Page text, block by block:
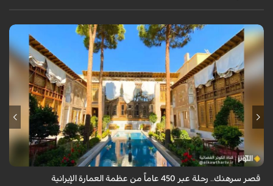
يقع قصر سرهنك في أصفهان، الذي يمتد عمره إلى 450 عاماً، ليكون سرداً حياً
لأربعة عصور تاريخية وشاهداً على عبق العمارة الإيرانية.
قصر سرهنك.. رحلة عبر 450 عاماً من عظمة العمارة الإيرانية